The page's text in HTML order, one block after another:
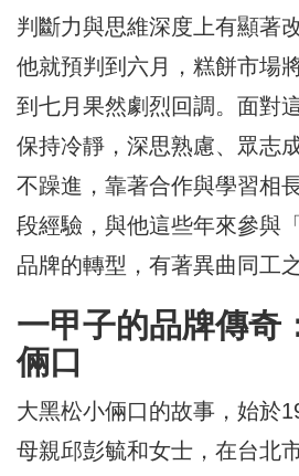
判斷力與思維深度上有顯著
他就預判到六月，糕餅市場
到七月果然劇烈回調。面對
保持冷靜，深思熟慮、眾志
不躁進，靠著合作與學習相
段經驗，與他這些年來參與
品牌的轉型，有著異曲同工之
一甲子的品牌傳奇
倆口
大黑松小倆口的故事，始於
母親邱彭毓和女士，在台北